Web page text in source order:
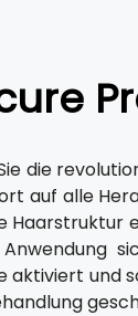
die
auf alle
Haarstruktur
aktiviert und